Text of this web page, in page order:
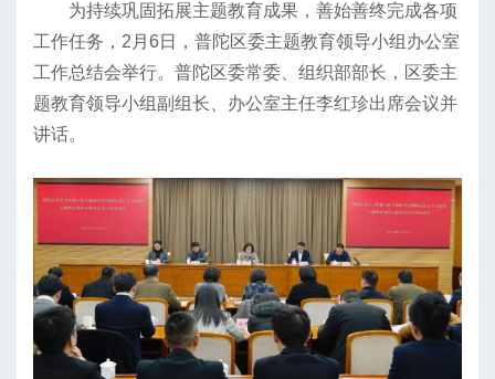
为持续巩固拓展主题教育成果，善始善终完成各项
工作任务，2月6日，普陀区委主题教育领导小组办公室
工作总结会举行。普陀区委常委、组织部部长，区委主
题教育领导小组副组长、办公室主任李红珍出席会议并
讲话。